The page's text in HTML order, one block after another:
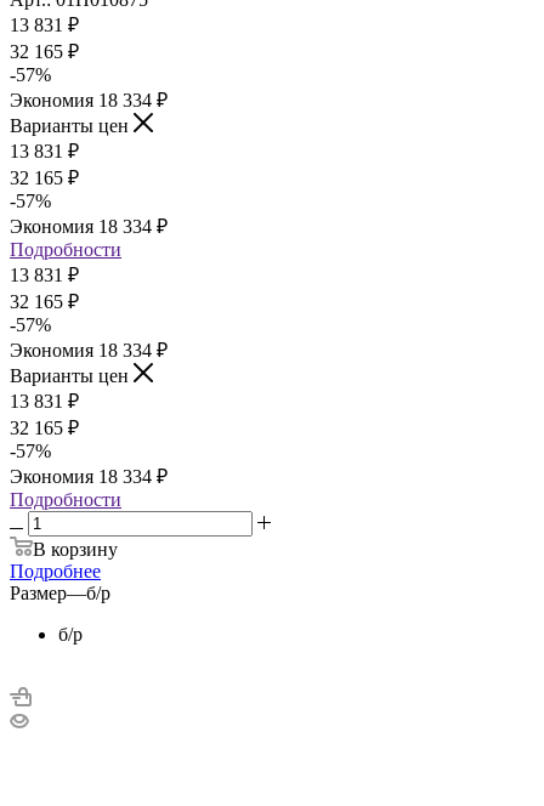
13 831 ₽
32 165 ₽
-57%
Экономия 18 334 ₽
Варианты цен
13 831 ₽
32 165 ₽
-57%
Экономия 18 334 ₽
Подробности
13 831 ₽
32 165 ₽
-57%
Экономия 18 334 ₽
Варианты цен
13 831 ₽
32 165 ₽
-57%
Экономия 18 334 ₽
Подробности
В корзину
Подробнее
Размер—б/р
б/р